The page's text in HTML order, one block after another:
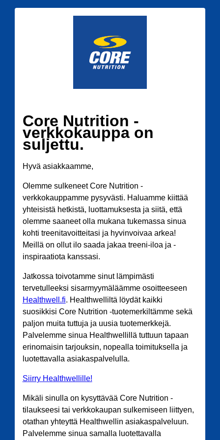
Core Nutrition -
verkkokauppa on
suljettu.
Hyvä asiakkaamme,
Olemme sulkeneet Core Nutrition -
verkkokauppamme pysyvästi. Haluamme kiittää
yhteisistä hetkistä, luottamuksesta ja siitä, että
olemme saaneet olla mukana tukemassa sinua
kohti treenitavoitteitasi ja hyvinvoivaa arkea!
Meillä on ollut ilo saada jakaa treeni-iloa ja -
inspiraatiota kanssasi.
Jatkossa toivotamme sinut lämpimästi
tervetulleeksi sisarmyymäläämme osoitteeseen
Healthwell.fi. Healthwelliltä löydät kaikki
suosikkisi Core Nutrition -tuotemerkiltämme sekä
paljon muita tuttuja ja uusia tuotemerkkejä.
Palvelemme sinua Healthwellillä tuttuun tapaan
erinomaisin tarjouksin, nopealla toimituksella ja
luotettavalla asiakaspalvelulla.
Siirry Healthwellille!
Mikäli sinulla on kysyttävää Core Nutrition -
tilaukseesi tai verkkokaupan sulkemiseen liittyen,
otathan yhteyttä Healthwellin asiakaspalveluun.
Palvelemme sinua samalla luotettavalla